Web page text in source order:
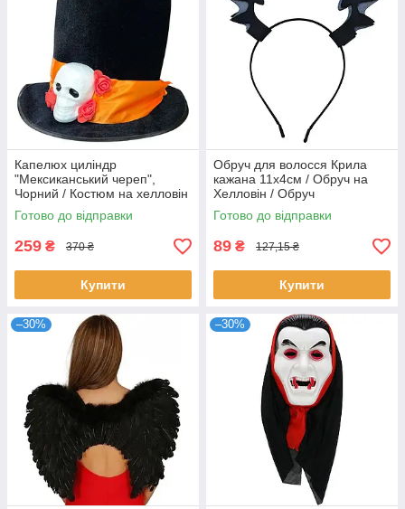
Капелюх циліндр
"Мексиканський череп",
Чорний / Костюм на хелловін
/ Капелюх з черепом /
Капелюх для косплея
Готово до відправки
259 ₴ 370 ₴
Купити
Обруч для волосся Крила
кажана 11х4см / Обруч на
Хелловін / Обруч
декоративний
Готово до відправки
89 ₴ 127,15 ₴
Купити
–30% –30%